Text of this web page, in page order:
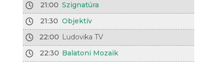
21:00 Szignatúra
21:30 Objektív
22:00 Ludovika TV
22:30 Balatoni Mozaik